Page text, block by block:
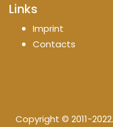
Links
Imprint
Contacts
Copyright © 2011-